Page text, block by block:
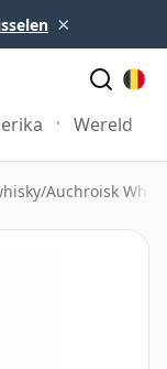
×
Wereld
/Auchroisk